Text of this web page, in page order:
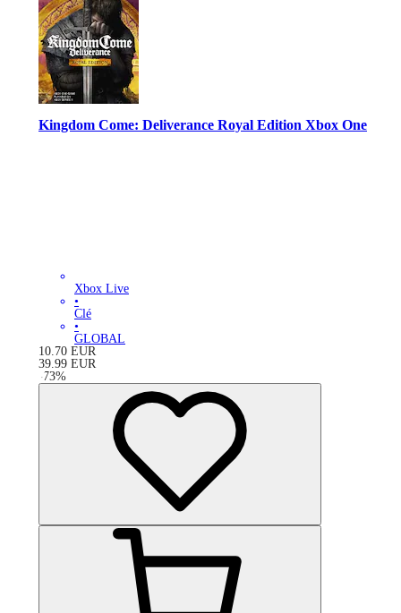
Kingdom Come: Deliverance Royal Edition Xbox One
Xbox Live
•
Clé
•
GLOBAL
10.70 EUR
39.99 EUR
-73%